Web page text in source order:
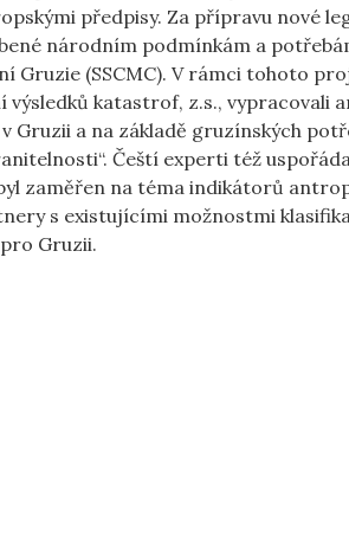
předpisy. Za přípravu nové
národním podmínkám a
Gruzie (SSCMC). V rámci tohoto
výsledků katastrof, z.s., vypracovali
Gruzii a na základě gruzínských
Čeští experti též
zaměřen na téma indikátorů
s existujícími možnostmi
Gruzii.